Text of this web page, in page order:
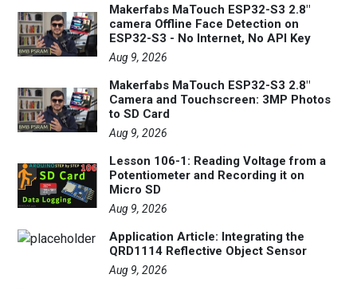
Makerfabs MaTouch ESP32-S3 2.8"
camera Offline Face Detection on
ESP32-S3 - No Internet, No API Key
Aug 9, 2026
Makerfabs MaTouch ESP32-S3 2.8"
Camera and Touchscreen: 3MP Photos
to SD Card
Aug 9, 2026
Lesson 106-1: Reading Voltage from a
Potentiometer and Recording it on
Micro SD
Aug 9, 2026
Application Article: Integrating the
QRD1114 Reflective Object Sensor
Aug 9, 2026